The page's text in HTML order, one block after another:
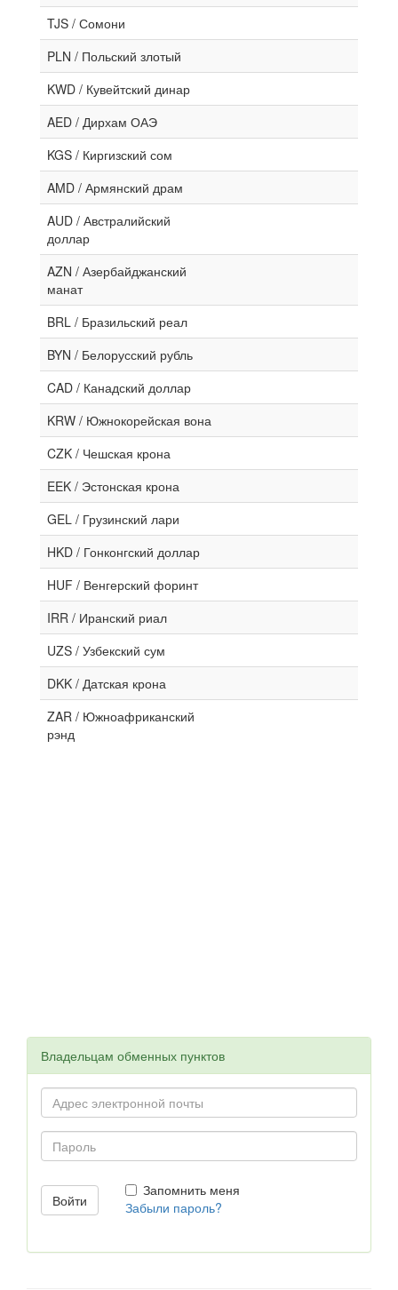
TJS / Сомони
PLN / Польский злотый
KWD / Кувейтский динар
AED / Дирхам ОАЭ
KGS / Киргизский сом
AMD / Армянский драм
AUD / Австралийский
доллар
AZN / Азербайджанский
манат
BRL / Бразильский реал
BYN / Белорусский рубль
CAD / Канадский доллар
KRW / Южнокорейская вона
CZK / Чешская крона
EEK / Эстонская крона
GEL / Грузинский лари
HKD / Гонконгский доллар
HUF / Венгерский форинт
IRR / Иранский риал
UZS / Узбекский сум
DKK / Датская крона
ZAR / Южноафриканский
рэнд
Владельцам обменных пунктов
Запомнить меня
Забыли пароль?